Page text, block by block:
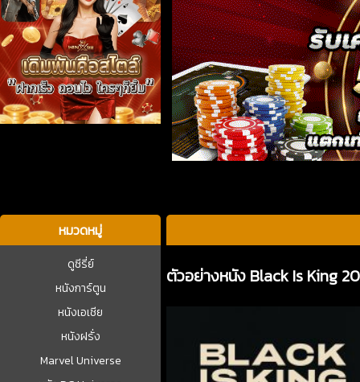
หมวดหมู่
ดูซีรี่ย์
หนังการ์ตูน
หนังเอเชีย
หนังฝรั่ง
Marvel Universe
ตัวอย่างหนัง Black Is King